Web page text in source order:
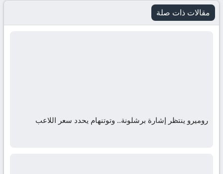
مقالات ذات صلة
روميرو ينتظر إشارة برشلونة.. وتوتنهام يحدد سعر اللاعب